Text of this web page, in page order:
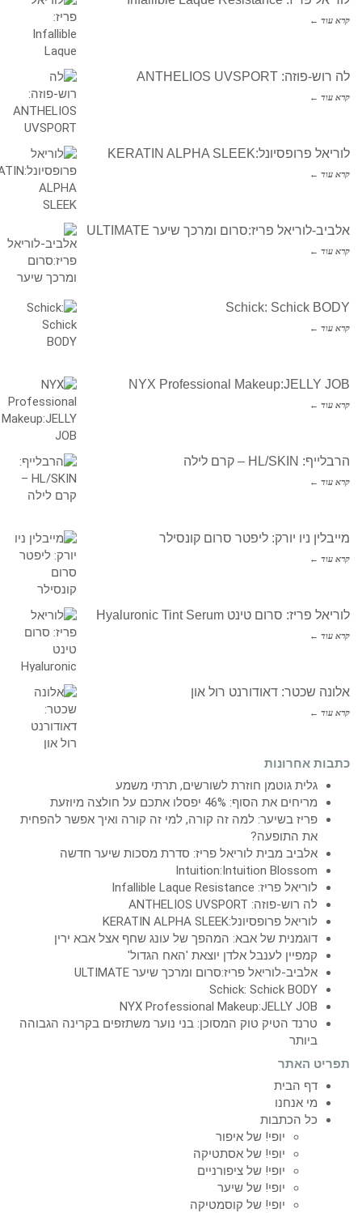
קרא עוד ←
לה רוש-פוזה: ANTHELIOS UVSPORT
קרא עוד ←
לוריאל פרופסיונל:KERATIN ALPHA SLEEK
קרא עוד ←
אלביב-לוריאל פריז:סרום ומרכך שיער ULTIMATE
קרא עוד ←
Schick: Schick BODY
קרא עוד ←
NYX Professional Makeup:JELLY JOB
קרא עוד ←
הרבלייף: HL/SKIN – קרם לילה
קרא עוד ←
מייבלין ניו יורק: ליפטר סרום קונסילר
קרא עוד ←
לוריאל פריז: סרום טינט Hyaluronic Tint Serum
קרא עוד ←
אלונה שכטר: דאודורנט רול און
קרא עוד ←
כתבות אחרונות
גלית גוטמן חוזרת לשורשים, תרתי משמע
מריחים את הסוף: 46% יפסלו אתכם על חולצה מיוזעת
פריז בשיער: למה זה קורה, למי זה קורה ואיך אפשר להפחית
את התופעה?
אלביב מבית לוריאל פריז: סדרת מסכות שיער חדשה
Intuition:Intuition Blossom
לוריאל פריז: Infallible Laque Resistance
לה רוש-פוזה: ANTHELIOS UVSPORT
לוריאל פרופסיונל:KERATIN ALPHA SLEEK
דוגמנית של אבא: המהפך של עונג שחף אצל אבא ירין
קמפיין לענבל אלדן יוצאת 'האח הגדול'
אלביב-לוריאל פריז:סרום ומרכך שיער ULTIMATE
Schick: Schick BODY
NYX Professional Makeup:JELLY JOB
טרנד הטיק טוק המסוכן: בני נוער משתזפים בקרינה הגבוהה
ביותר
תפריט האתר
דף הבית
מי אנחנו
כל הכתבות
יופי! של איפור
יופי! של אסתטיקה
יופי! של ציפורניים
יופי! של שיער
יופי! של קוסמטיקה